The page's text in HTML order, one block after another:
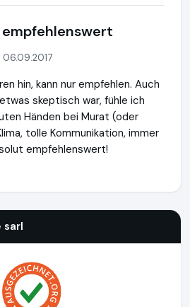
06.09.2017
hin, kann nur empfehlen. Auch
skeptisch war, fühle ich
Händen bei Murat (oder
tolle Kommunikation, immer
empfehlenswert!
sarl